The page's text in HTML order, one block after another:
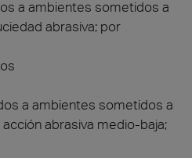
a ambientes sometidos a
abrasiva; por
a ambientes sometidos a
abrasiva medio-baja;